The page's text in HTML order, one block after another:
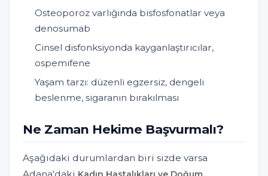
Osteoporoz varlığında bisfosfonatlar veya
denosumab
Cinsel disfonksiyonda kayganlaştırıcılar,
ospemifene
Yaşam tarzı: düzenli egzersiz, dengeli
beslenme, sigaranın bırakılması
Ne Zaman Hekime Başvurmalı?
Aşağıdaki durumlardan biri sizde varsa